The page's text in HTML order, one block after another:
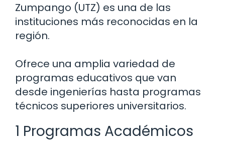
Zumpango (UTZ) es una de las
instituciones más reconocidas en la
región.
Ofrece una amplia variedad de
programas educativos que van
desde ingenierías hasta programas
técnicos superiores universitarios.
1 Programas Académicos